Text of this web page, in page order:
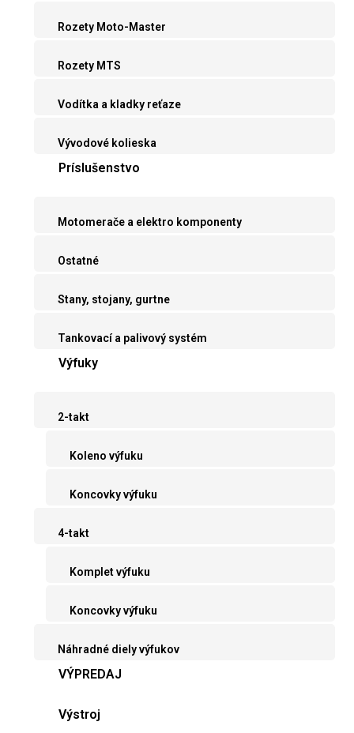
Rozety Moto-Master
Rozety MTS
Vodítka a kladky reťaze
Vývodové kolieska
Príslušenstvo
Motomerače a elektro komponenty
Ostatné
Stany, stojany, gurtne
Tankovací a palivový systém
Výfuky
2-takt
Koleno výfuku
Koncovky výfuku
4-takt
Komplet výfuku
Koncovky výfuku
Náhradné diely výfukov
VÝPREDAJ
Výstroj